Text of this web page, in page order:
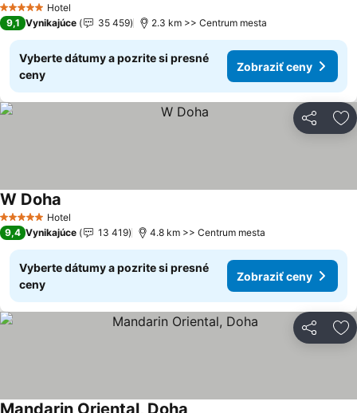
5 Počet hviezdičiek
Hotel
9,1 Vynikajúce 35 459 2.3 km >> Centrum mesta
Vyberte dátumy a pozrite si presné
ceny
Zobraziť ceny
Zdieľať
5 Počet hviezdičiek
Hotel
W Doha
9,4 Vynikajúce 13 419 4.8 km >> Centrum mesta
Vyberte dátumy a pozrite si presné
ceny
Zobraziť ceny
Zdieľať
Mandarin Oriental, Doha